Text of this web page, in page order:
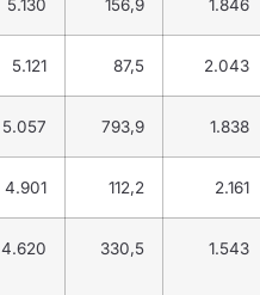
5.130 156,9 1.846
5.121 87,5 2.043
5.057 793,9 1.838
4.901 112,2 2.161
4.620 330,5 1.543